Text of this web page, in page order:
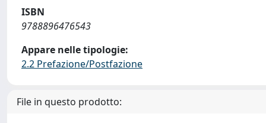
ISBN
9788896476543
Appare nelle tipologie:
2.2 Prefazione/Postfazione
File in questo prodotto: